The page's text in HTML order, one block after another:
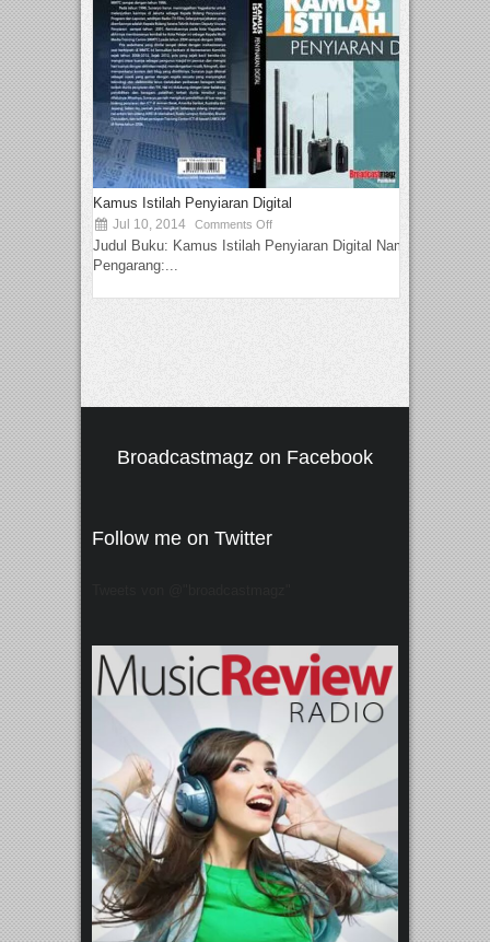
Kamus Istilah Penyiaran Digital
Jul 10, 2014 Comments Off
Judul Buku: Kamus Istilah Penyiaran Digital Nama
Pengarang:...
Broadcastmagz on Facebook
Follow me on Twitter